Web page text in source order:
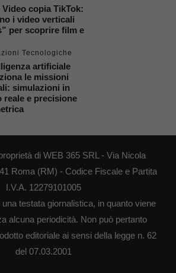
Video copia TikTok:
i video verticali
per scoprire film e
Tecnologiche
artificiale
le missioni
simulazioni in
reale e precisione
di WEB 365 SRL - Via Nicola
Roma (RM) - Codice Fiscale e Partita
I.V.A. 12279101005
testata giornalistica, in quanto viene
alcuna periodicità. Non può pertanto
editoriale ai sensi della legge n. 62
del 07.03.2001